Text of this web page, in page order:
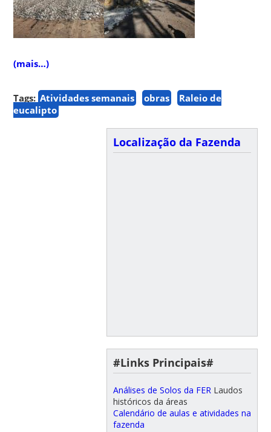
(mais…)
Tags: Atividades semanais obras
Raleio de
eucalipto
Localização da Fazenda
#Links Principais#
Análises de Solos da FER Laudos
históricos da áreas
Calendário de aulas e atividades na
fazenda